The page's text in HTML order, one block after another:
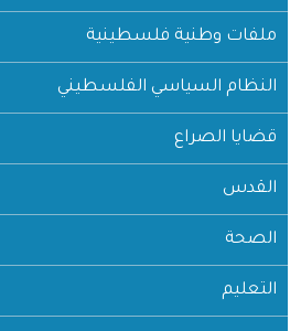
ملفات وطنية فلسطينية
النظام السياسي الفلسطيني
قضايا الصراع
القدس
الصحة
التعليم